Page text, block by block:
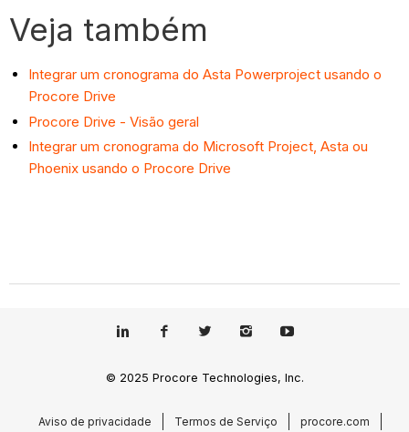
Veja também
Integrar um cronograma do Asta Powerproject usando o
Procore Drive
Procore Drive - Visão geral
Integrar um cronograma do Microsoft Project, Asta ou
Phoenix usando o Procore Drive
© 2025 Procore Technologies, Inc.
Aviso de privacidade Termos de Serviço
procore.com